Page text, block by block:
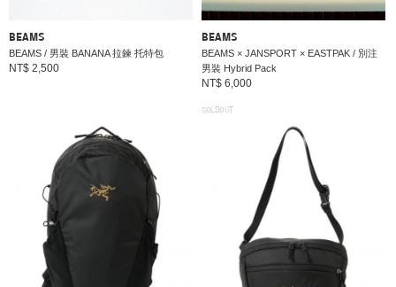
BEAMS
BEAMS / 男裝 BANANA 拉鍊 托特包
NT$ 2,500
BEAMS
BEAMS × JANSPORT × EASTPAK / 別注
男裝 Hybrid Pack
NT$ 6,000
SOLDOUT